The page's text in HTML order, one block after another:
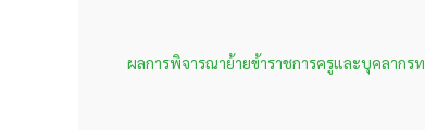
ผลการพิจารณาย้ายข้าราชการครูและบุคลากรท